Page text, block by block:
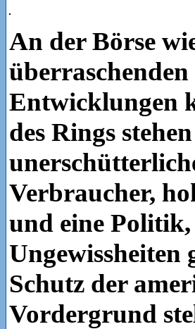
An der Börse
Entwicklungen
des Rings
Verbraucher,
und eine
Ungewissheiten
Schutz der
Vordergrund